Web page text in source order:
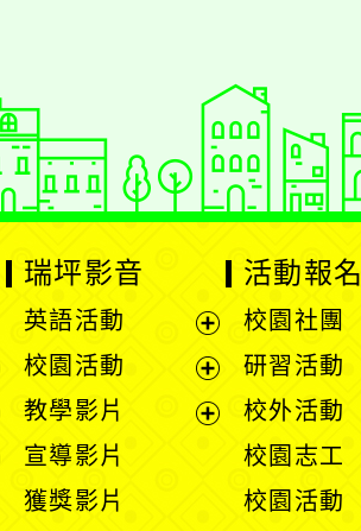
瑞坪影音
英語活動
展
選
校園活動
展
教學影片
宣導影片
獲獎影片
活動報名
校園社團
研習活動
校外活動
校園志工
校園活動